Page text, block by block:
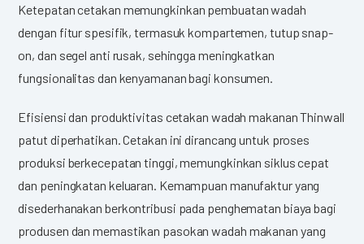
Ketepatan cetakan memungkinkan pembuatan wadah
dengan fitur spesifik, termasuk kompartemen, tutup snap-
on, dan segel anti rusak, sehingga meningkatkan
fungsionalitas dan kenyamanan bagi konsumen.
Efisiensi dan produktivitas cetakan wadah makanan Thinwall
patut diperhatikan. Cetakan ini dirancang untuk proses
produksi berkecepatan tinggi, memungkinkan siklus cepat
dan peningkatan keluaran. Kemampuan manufaktur yang
disederhanakan berkontribusi pada penghematan biaya bagi
produsen dan memastikan pasokan wadah makanan yang